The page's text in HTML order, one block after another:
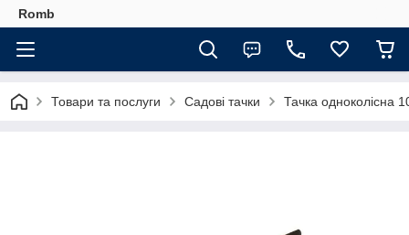
Romb
Товари та послуги Садові тачки Тачка одноколісна